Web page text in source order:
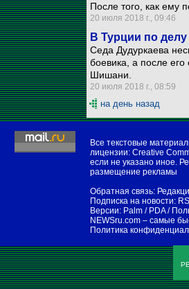
После того, как ему
20 июля 2018 г., 09:46
В Турции по
Седа Дудуркаева
боевика, а после
Шишани.
20 июля 2018 г., 08:59
на день назад
Все текстовые
лицензии: Creative
если не указано иное.
размещение рекламы
Обратная связь:
Подписка на новости:
Версии: Palm / PDA/
NEWSru.com – самые
Политика